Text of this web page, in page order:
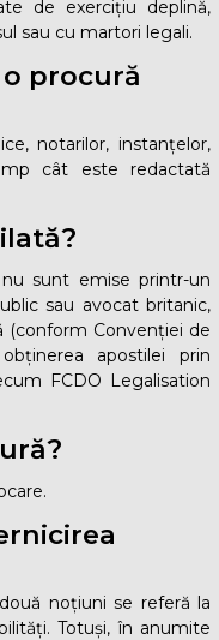
de exercițiu deplină,
sau cu martori legali.
procură
notarilor, instanțelor,
cât este redactată
sunt emise printr-un
sau avocat britanic,
(conform Convenției de
apostilei prin
FCDO Legalisation
noțiuni se referă la
Totuși, în anumite